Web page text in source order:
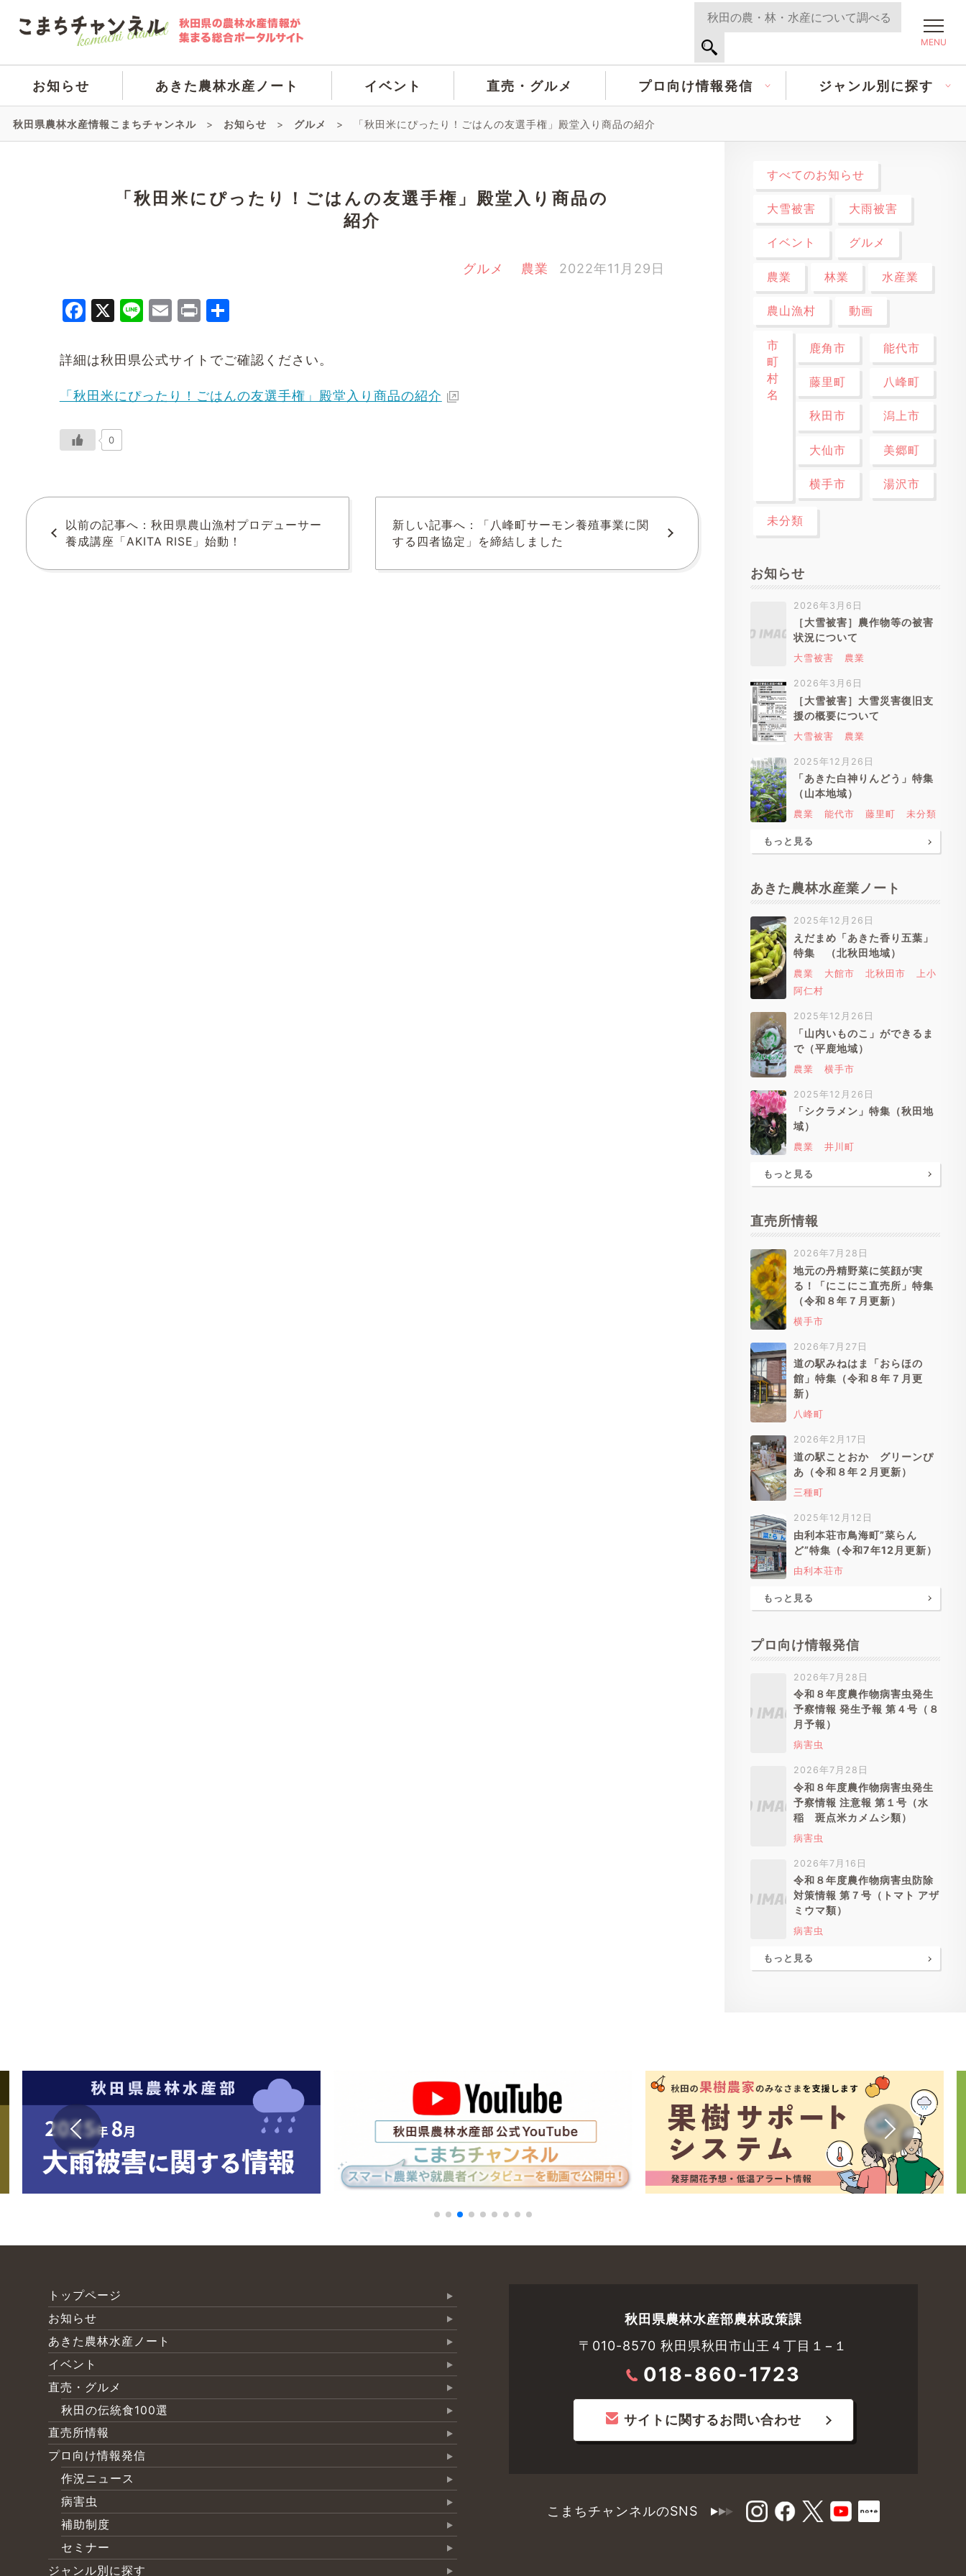
MENU
お知らせ あきた農林水産ノート イベント 直売・グルメ プロ向け情報発信 ジャンル別に探す
秋田県農林水産情報こまちチャンネル > お知らせ > グルメ > 「秋田米にぴったり！ごはんの友選手権」殿堂入り商品の紹介
「秋田米にぴったり！ごはんの友選手権」殿堂入り商品の
紹介
グルメ 農業 2022年11月29日
Facebook
X LineEmail
Print
共
詳細は秋田県公式サイトでご確認ください。
「秋田米にぴったり！ごはんの友選手権」殿堂入り商品の紹介
0
以前の記事へ：秋田県農山漁村プロデューサー
養成講座「AKITA RISE」始動！
新しい記事へ：「八峰町サーモン養殖事業に関
する四者協定」を締結しました
すべてのお知らせ
大雪被害 大雨被害
イベント グルメ
農業 林業 水産業
農山漁村 動画
市
町
村
名
鹿角市 能代市
藤里町 八峰町
秋田市 潟上市
大仙市 美郷町
横手市 湯沢市
未分類
お知らせ
2026年3月6日
［大雪被害］農作物等の被害
状況について
大雪被害 農業
2026年3月6日
［大雪被害］大雪災害復旧支
援の概要について
大雪被害 農業
2025年12月26日
「あきた白神りんどう」特集
（山本地域）
農業 能代市 藤里町 未分類
もっと見る
あきた農林水産業ノート
2025年12月26日
えだまめ「あきた香り五葉」
特集 （北秋田地域）
農業 大館市 北秋田市
上小
阿仁村
2025年12月26日
「山内いものこ」ができるま
で（平鹿地域）
農業 横手市
2025年12月26日
「シクラメン」特集（秋田地
域）
農業 井川町
もっと見る
直売所情報
2026年7月28日
地元の丹精野菜に笑顔が実
る！「にこにこ直売所」特集
（令和８年７月更新）
横手市
2026年7月27日
道の駅みねはま「おらほの
館」特集（令和８年７月更
新）
八峰町
2026年2月17日
道の駅ことおか グリーンぴ
あ（令和８年２月更新）
三種町
2025年12月12日
由利本荘市鳥海町”菜らん
ど”特集（令和7年12月更新）
由利本荘市
もっと見る
プロ向け情報発信
2026年7月28日
令和８年度農作物病害虫発生
予察情報 発生予報 第４号（８
月予報）
病害虫
2026年7月28日
令和８年度農作物病害虫発生
予察情報 注意報 第１号（水
稲 斑点米カメムシ類）
病害虫
2026年7月16日
令和８年度農作物病害虫防除
対策情報 第７号（トマト アザ
ミウマ類）
病害虫
もっと見る
トップページ
お知らせ
あきた農林水産ノート
イベント
直売・グルメ
秋田の伝統食100選
直売所情報
プロ向け情報発信
作況ニュース
病害虫
補助制度
セミナー
ジャンル別に探す
秋田県農林水産部農林政策課
〒010-8570 秋田県秋田市山王４丁目１−１
018-860-1723
サイトに関するお問い合わせ
こまちチャンネルのSNS